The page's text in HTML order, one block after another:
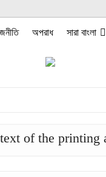
অপরাধ সারা বাংলা
of the printing